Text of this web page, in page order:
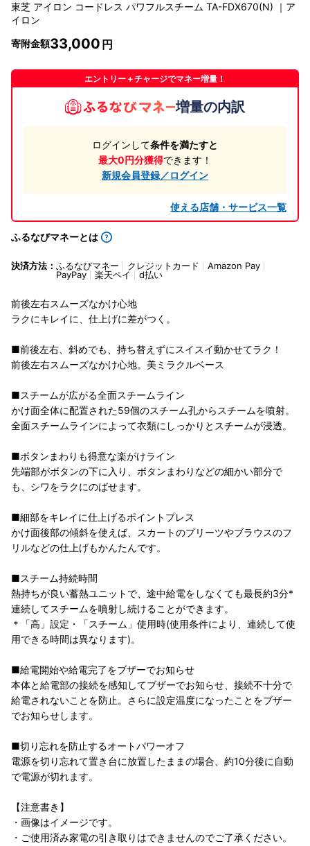
東芝 アイロン コードレス パワフルスチーム TA-FDX670(N) ｜ア
イロン
寄附金額33,000
エントリー＋チャージでマネー増量！
増量の内訳
ログインして条件を満たすと
最大0円分獲得できます！
新規会員登録／ログイン
使える店舗・サービス一覧
ふるなびマネーとは
決済方法： ふるなびマネー クレジットカード
Amazon Pay
PayPay
楽天ペイ d払い
前後左右スムーズなかけ心地
ラクにキレイに、仕上げに差がつく。
■前後左右、斜めでも、持ち替えずにスイスイ動かせてラク！
前後左右スムーズなかけ心地。美ミラクルベース
■スチームが広がる全面スチームライン
かけ面全体に配置された59個のスチーム孔からスチームを噴射。
全面スチームラインによって衣類にしっかりとスチームが浸透。
■ボタンまわりも得意な楽がけライン
先端部がボタンの下に入り、ボタンまわりなどの細かい部分で
も、シワをラクにのばせます。
■細部をキレイに仕上げるポイントプレス
かけ面後部の傾斜を使えば、スカートのプリーツやブラウスのフ
リルなどの仕上げもかんたんです。
■スチーム持続時間
熱持ちが良い蓄熱ユニットで、途中給電をしなくても最長約3分*
連続してスチームを噴射し続けることができます。
＊「高」設定・「スチーム」使用時(使用条件により、連続して使
用できる時間は異なります)。
■給電開始や給電完了をブザーでお知らせ
本体と給電部の接続を感知してブザーでお知らせ、接続不十分で
給電されないことを防止。さらに設定温度になったことをブザー
でお知らせします。
■切り忘れを防止するオートパワーオフ
電源を切り忘れて置き台に放置したままの場合、約10分後に自動
で電源が切れます。
【注意書き】
・画像はイメージです。
・ご使用済み家電の引き取りはできませんのでご了承ください。